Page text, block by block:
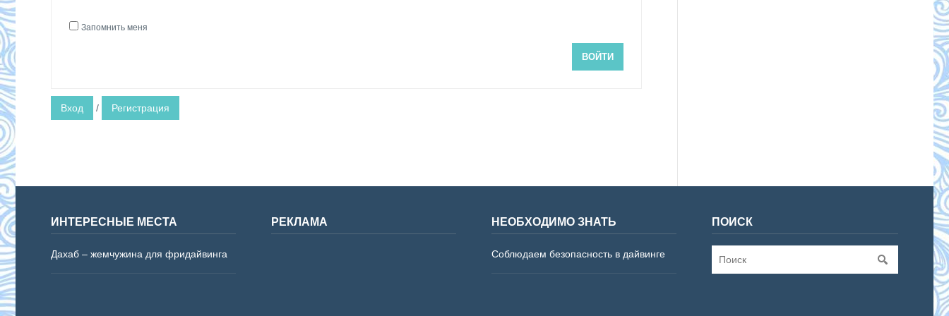
Запомнить меня
ВОЙТИ
Вход / Регистрация
ИНТЕРЕСНЫЕ МЕСТА
Дахаб – жемчужина для фридайвинга
РЕКЛАМА НЕОБХОДИМО ЗНАТЬ
Соблюдаем безопасность в дайвинге
ПОИСК